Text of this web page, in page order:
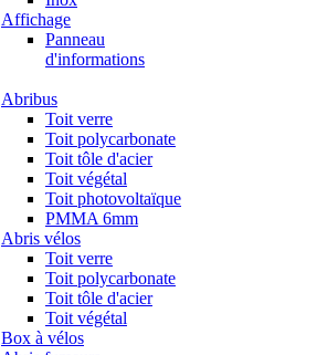
Affichage
Panneau
d'informations
Abribus
Toit verre
Toit polycarbonate
Toit tôle d'acier
Toit végétal
Toit photovoltaïque
PMMA 6mm
Abris vélos
Toit verre
Toit polycarbonate
Toit tôle d'acier
Toit végétal
Box à vélos